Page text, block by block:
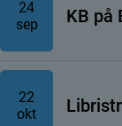
KB på
24
sep
22
okt